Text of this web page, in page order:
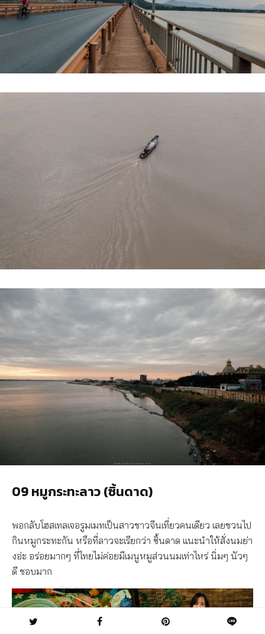
09 หมูกระทะลาว (ซิ้นดาด)
พอกลับโฮสเทลเจอรูมเมทเป็นสาวชาวจีนเที่ยวคนเดียว เลยชวนไป
กินหมูกระทะกัน หรือที่ลาวจะเรียกว่า ซิ้นดาด แนะนำให้สั่งนมย่า
งอ่ะ อร่อยมากๆ ที่ไทยไม่ค่อยมีเมนูหมูส่วนนมเท่าไหร่ นิ่มๆ นัวๆ
ดี ชอบมาก